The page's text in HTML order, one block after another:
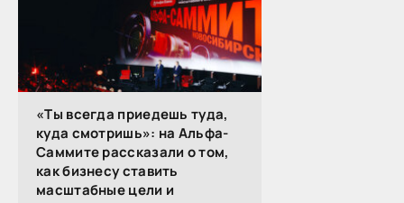
«Ты всегда приедешь туда,
куда смотришь»: на Альфа-
Саммите рассказали о том,
как бизнесу ставить
масштабные цели и